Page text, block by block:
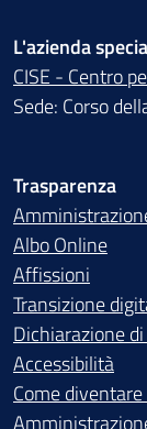
L'azienda
CISE - Centro
Sede: Corso
Trasparenza
Albo Online
Affissioni
Transizione
Dichiarazione
Accessibilità
Come